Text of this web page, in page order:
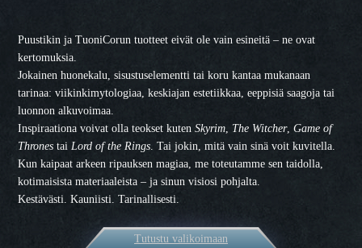
Puustikin ja TuoniCorun tuotteet eivät ole vain esineitä – ne ovat
kertomuksia.
Jokainen huonekalu, sisustuselementti tai koru kantaa mukanaan
tarinaa: viikinkimytologiaa, keskiajan estetiikkaa, eeppisiä saagoja tai
luonnon alkuvoimaa.
Inspiraationa voivat olla teokset kutenSkyrim, The Witcher,Game of
Thrones taiLord of the Rings. Tai jokin, mitä vain sinä voit kuvitella.
Kun kaipaat arkeen ripauksen magiaa, me toteutamme sen taidolla,
kotimaisista materiaaleista – ja sinun visiosi pohjalta.
Kestävästi. Kauniisti. Tarinallisesti.
Tutustu valikoimaan